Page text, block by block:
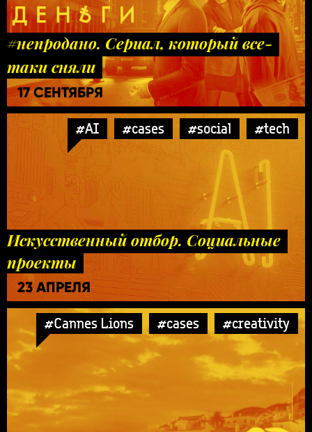
#непродано. Сериал, который все-
таки сняли
17 СЕНТЯБРЯ
#AI #cases #social #tech
Искусственный отбор. Социальные
проекты
23 АПРЕЛЯ
#Cannes Lions #cases #creativity